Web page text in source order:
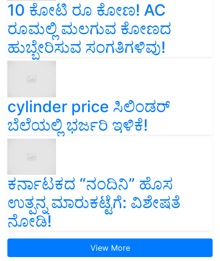
10 ಕೋಟಿ ರೂ ಕೋಣ! AC
ರೂಮಲ್ಲಿ ಮಲಗುವ ಕೋಣದ
ಹುಬ್ಬೇರಿಸುವ ಸಂಗತಿಗಳಿವು!
cylinder price ಸಿಲಿಂಡರ್‌
ಬೆಲೆಯಲ್ಲಿ ಭರ್ಜರಿ ಇಳಿಕೆ!
ಕರ್ನಾಟಕದ “ನಂದಿನಿ” ಹೊಸ
ಉತ್ಪನ್ನ ಮಾರುಕಟ್ಟೆಗೆ: ವಿಶೇಷತೆ
ನೋಡಿ!
View More